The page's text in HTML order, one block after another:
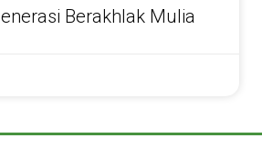
Berakhlak Mulia